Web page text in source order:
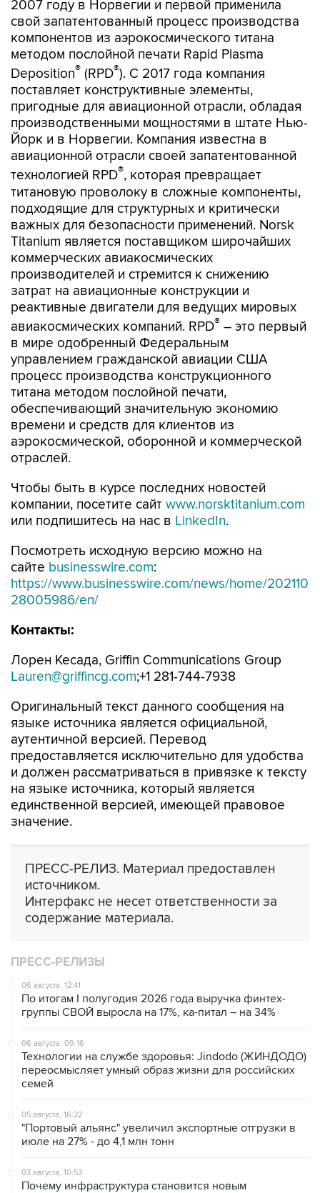
2007 году в Норвегии и первой применила
свой запатентованный процесс производства
компонентов из аэрокосмического титана
методом послойной печати Rapid Plasma
Deposition® (RPD®). С 2017 года компания
поставляет конструктивные элементы,
пригодные для авиационной отрасли, обладая
производственными мощностями в штате Нью-
Йорк и в Норвегии. Компания известна в
авиационной отрасли своей запатентованной
технологией RPD®, которая превращает
титановую проволоку в сложные компоненты,
подходящие для структурных и критически
важных для безопасности применений. Norsk
Titanium является поставщиком широчайших
коммерческих авиакосмических
производителей и стремится к снижению
затрат на авиационные конструкции и
реактивные двигатели для ведущих мировых
авиакосмических компаний. RPD® – это первый
в мире одобренный Федеральным
управлением гражданской авиации США
процесс производства конструкционного
титана методом послойной печати,
обеспечивающий значительную экономию
времени и средств для клиентов из
аэрокосмической, оборонной и коммерческой
отраслей.
Чтобы быть в курсе последних новостей
компании, посетите сайт www.norsktitanium.com
или подпишитесь на нас в LinkedIn.
Посмотреть исходную версию можно на
сайте businesswire.com:
https://www.businesswire.com/news/home/202110
28005986/en/
Контакты:
Лорен Кесада, Griffin Communications Group
Lauren@griffincg.com;+1 281-744-7938
Оригинальный текст данного сообщения на
языке источника является официальной,
аутентичной версией. Перевод
предоставляется исключительно для удобства
и должен рассматриваться в привязке к тексту
на языке источника, который является
единственной версией, имеющей правовое
значение.
ПРЕСС-РЕЛИЗ. Материал предоставлен
источником.
Интерфакс не несет ответственности за
содержание материала.
ПРЕСС-РЕЛИЗЫ
06 августа, 12:41
По итогам I полугодия 2026 года выручка финтех-
группы СВОЙ выросла на 17%, ка-питал – на 34%
06 августа, 09:16
Технологии на службе здоровья: Jindodo (ЖИНДОДО)
переосмысляет умный образ жизни для российских
семей
05 августа, 16:22
"Портовый альянс" увеличил экспортные отгрузки в
июле на 27% - до 4,1 млн тонн
03 августа, 10:53
Почему инфраструктура становится новым